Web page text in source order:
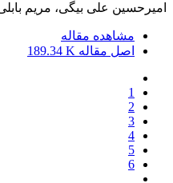
امیرحسین علی بیگی، مریم
مشاهده مقاله
اصل مقاله 189.34 K
1
2
3
4
5
6